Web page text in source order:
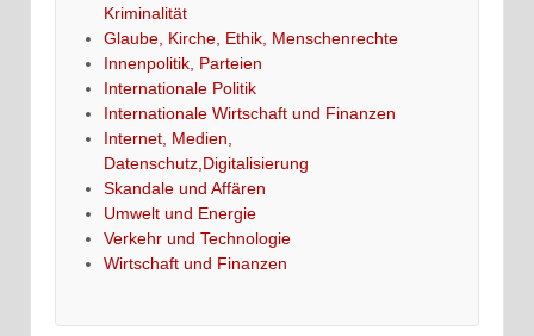
Kriminalität
Glaube, Kirche, Ethik, Menschenrechte
Innenpolitik, Parteien
Internationale Politik
Internationale Wirtschaft und Finanzen
Internet, Medien,
Datenschutz,Digitalisierung
Skandale und Affären
Umwelt und Energie
Verkehr und Technologie
Wirtschaft und Finanzen